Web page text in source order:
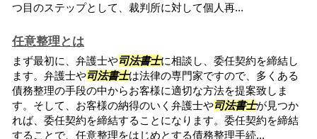
つ目のステップとして、裁判所に対して個人再...
任意整理とは
まず最初に、弁護士や司法書士に相談し、委任契約を締結し
ます。弁護士や司法書士は法律の専門家ですので、多くある
債務整理の手段の中からお客様に適切な方法を提案致しま
す。そして、お客様の納得のいく弁護士や司法書士が見つか
れば、委任契約を締結することになります。委任契約を締結
することで、任意整理をはじめとする債務整理手続...